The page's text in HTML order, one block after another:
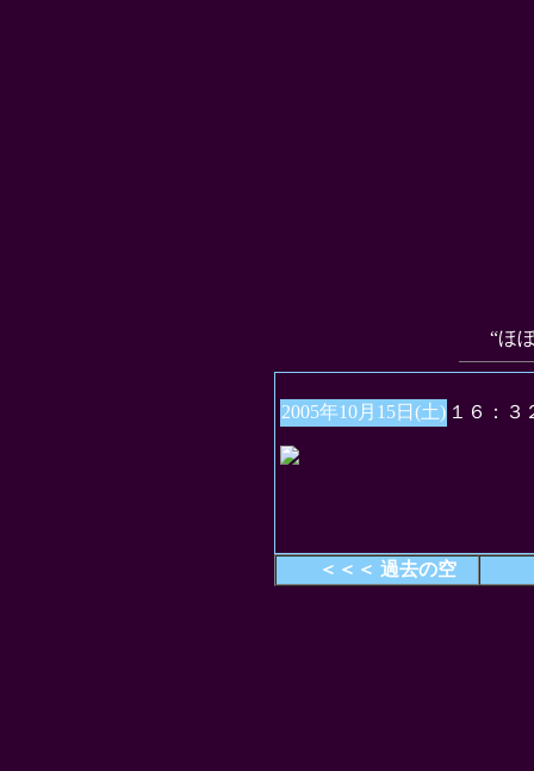
“ほ
2005年10月15日(土) １６：３
＜＜＜ 過去の空